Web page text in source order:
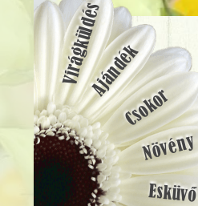
VirágküldésAjándék
Csokor
Növény
Esküvő